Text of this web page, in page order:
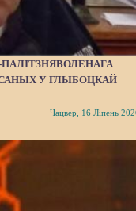
У ГЛЫБОЦКАЙ
Чацвер, 16 Ліпень